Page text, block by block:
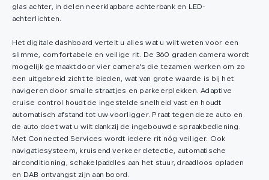
glas achter, in delen neerklapbare achterbank en LED-
achterlichten.
Het digitale dashboard vertelt u alles wat u wilt weten voor een
slimme, comfortabele en veilige rit. De 360 graden camera wordt
mogelijk gemaakt door vier camera's die tezamen werken om zo
een uitgebreid zicht te bieden, wat van grote waarde is bij het
navigeren door smalle straatjes en parkeerplekken. Adaptive
cruise control houdt de ingestelde snelheid vast en houdt
automatisch afstand tot uw voorligger. Praat tegen deze auto en
de auto doet wat u wilt dankzij de ingebouwde spraakbediening.
Met Connected Services wordt iedere rit nóg veiliger. Ook
navigatiesysteem, kruisend verkeer detectie, automatische
airconditioning, schakelpaddles aan het stuur, draadloos opladen
en DAB ontvangst zijn aan boord.